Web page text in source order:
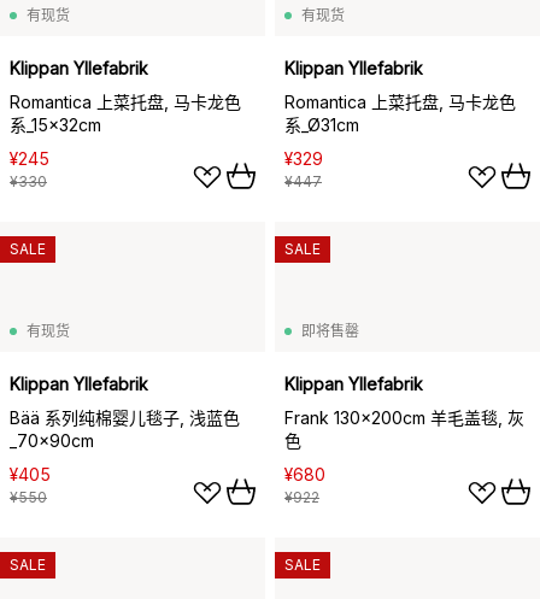
有现货
Klippan Yllefabrik
Romantica 上菜托盘, 马卡龙色
系_15x32cm
¥245
¥330
有现货
Klippan Yllefabrik
Romantica 上菜托盘, 马卡龙色
系_Ø31cm
¥329
¥447
有现货
Klippan Yllefabrik
Bää 系列纯棉婴儿毯子, 浅蓝色
_70x90cm
¥405
¥550
SALE
即将售罄
Klippan Yllefabrik
Frank 130x200cm 羊毛盖毯, 灰
色
¥680
¥922
SALE
SALE SALE